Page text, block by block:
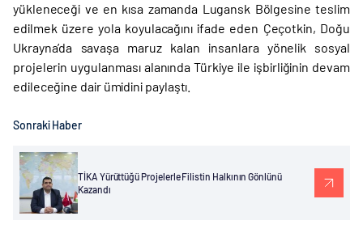
yükleneceği ve en kısa zamanda Lugansk Bölgesine teslim
edilmek üzere yola koyulacağını ifade eden Çeçotkin, Doğu
Ukrayna’da savaşa maruz kalan insanlara yönelik sosyal
projelerin uygulanması alanında Türkiye ile işbirliğinin devam
edileceğine dair ümidini paylaştı.
Sonraki Haber
TİKA Yürüttüğü Projelerle Filistin Halkının Gönlünü
Kazandı